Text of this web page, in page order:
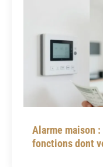
Alarme maison
fonctions dont